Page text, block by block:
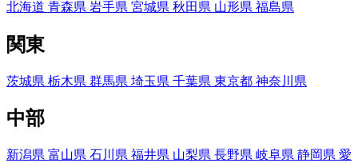
北海道 青森県 岩手県 宮城県 秋田県 山形県 福島県
関東
茨城県 栃木県 群馬県 埼玉県 千葉県 東京都 神奈川県
中部
新潟県 富山県 石川県 福井県 山梨県 長野県 岐阜県 静岡県 愛